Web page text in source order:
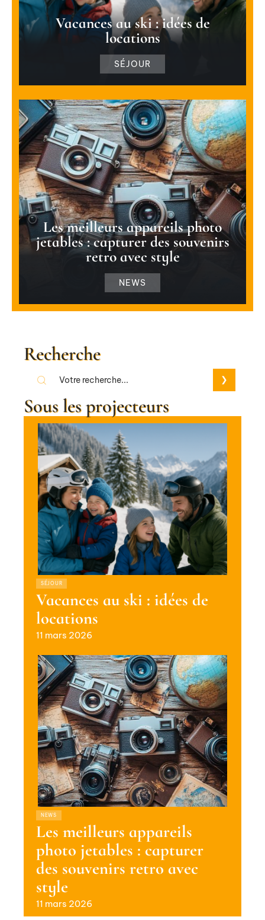
Vacances au ski : idées de
locations
SÉJOUR
Les meilleurs appareils photo
jetables : capturer des souvenirs
retro avec style
NEWS
Recherche
Sous les projecteurs
SÉJOUR
Vacances au ski : idées de
locations
11 mars 2026
NEWS
Les meilleurs appareils
photo jetables : capturer
des souvenirs retro avec
style
11 mars 2026